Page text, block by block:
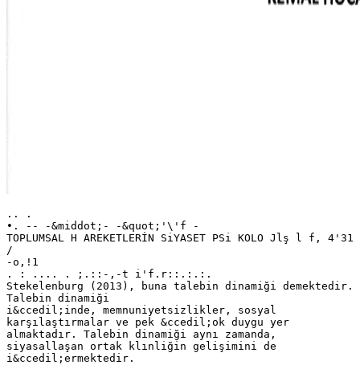
.. .
•. -- -&middot;- -&quot;'\'f -
TOPLUMSAL H AREKETLERİN SiYASET PSi KOLO Jlş l f, 4'31
/
-o,!1
. : .... . ;.::-,-t i'f.r::.:.:.
Stekelenburg (2013), buna talebin dinamiği demektedir.
Talebin dinamiği
i&ccedil;inde, memnuniyetsizlikler, sosyal
karşılaştırmalar ve pek &ccedil;ok duygu yer
almaktadır. Talebin dinamiği aynı zamanda,
siyasallaşan ortak klınliğin gelişimini de
i&ccedil;ermektedir.